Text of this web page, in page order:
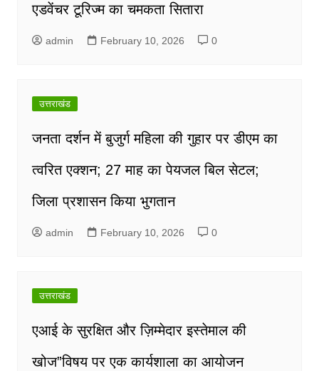
एडवेंचर टूरिज्म का चमकता सितारा
admin February 10, 2026 0
उत्तराखंड
जनता दर्शन में बुजुर्ग महिला की गुहार पर डीएम का
त्वरित एक्शन; 27 माह का पेयजल बिल सेटल;
जिला प्रशासन किया भुगतान
admin February 10, 2026 0
उत्तराखंड
एआई के सुरक्षित और ज़िम्मेदार इस्तेमाल की
खोज”विषय पर एक कार्यशाला का आयोजन